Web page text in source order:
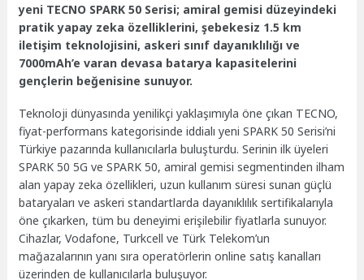
yeni TECNO SPARK 50 Serisi; amiral gemisi düzeyindeki
pratik yapay zeka özelliklerini, şebekesiz 1.5 km
iletişim teknolojisini, askeri sınıf dayanıklılığı ve
7000mAh’e varan devasa batarya kapasitelerini
gençlerin beğenisine sunuyor.
Teknoloji dünyasında yenilikçi yaklaşımıyla öne çıkan TECNO,
fiyat-performans kategorisinde iddialı yeni SPARK 50 Serisi’ni
Türkiye pazarında kullanıcılarla buluşturdu. Serinin ilk üyeleri
SPARK 50 5G ve SPARK 50, amiral gemisi segmentinden ilham
alan yapay zeka özellikleri, uzun kullanım süresi sunan güçlü
bataryaları ve askeri standartlarda dayanıklılık sertifikalarıyla
öne çıkarken, tüm bu deneyimi erişilebilir fiyatlarla sunuyor.
Cihazlar, Vodafone, Turkcell ve Türk Telekom’un
mağazalarının yanı sıra operatörlerin online satış kanalları
üzerinden de kullanıcılarla buluşuyor.